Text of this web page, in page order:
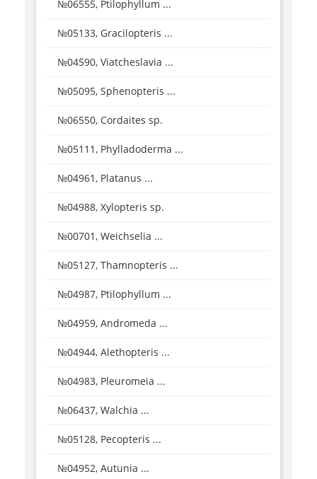
№06555, Ptilophyllum ...
№05133, Gracilopteris ...
№04590, Viatcheslavia ...
№05095, Sphenopteris ...
№06550, Cordaites sp.
№05111, Phylladoderma ...
№04961, Platanus ...
№04988, Xylopteris sp.
№00701, Weichselia ...
№05127, Thamnopteris ...
№04987, Ptilophyllum ...
№04959, Andromeda ...
№04944, Alethopteris ...
№04983, Pleuromeia ...
№06437, Walchia ...
№05128, Pecopteris ...
№04952, Autunia ...